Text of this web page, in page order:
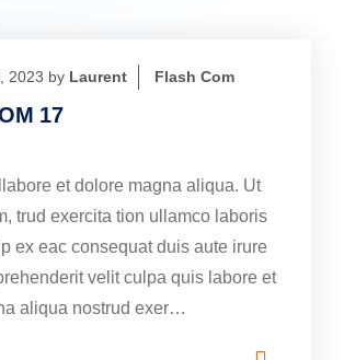
2023 by Laurent Flash Com
17
et dolore magna aliqua. Ut
trud exercita tion ullamco laboris
ex eac consequat duis aute irure
velit culpa quis labore et
aliqua nostrud exer…